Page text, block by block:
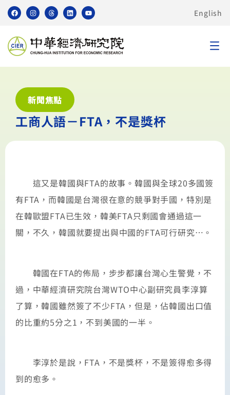
English
新聞焦點
工商人語－FTA，不是獎杯
這又是韓國與FTA的故事。韓國與全球20多國簽
有FTA，而韓國是台灣很在意的競爭對手國，特別是
在韓歐盟FTA已生效，韓美FTA只剩國會通過這一
關，不久，韓國就要提出與中國的FTA可行研究…。
韓國在FTA的佈局，步步都讓台灣心生警覺，不
過，中華經濟研究院台灣WTO中心副研究員李淳算
了算，韓國雖然簽了不少FTA，但是，佔韓國出口值
的比重約5分之1，不到美國的一半。
李淳於是說，FTA，不是獎杯，不是簽得愈多得
到的愈多。